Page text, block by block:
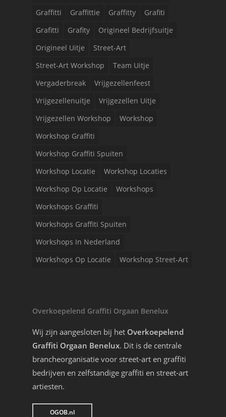
Graffitti
Graffittie Graffitty
Grafiti
Grafitti
Grafity
Origineel Bedrijfsuitje
Origineel Uitje
Street-Art
Street-Art Workshop
Team Uitje
Vergaderbreak
Vrijgezellenfeest
Vrijgezellenuitje
Vrijgezellen Uitje
Vrijgezellen Workshop
Workshop
Workshop Graffiti
Workshop Graffiti Spuiten
Workshop Locatie
Workshop Locaties
Workshop Op Locatie
Workshops
Workshops Graffiti
Workshops Graffiti Spuiten
Workshops In Nederland
Workshops Op Locatie
Workshop Street-Art
Overkoepelend Graffiti Orgaan Benelux
Wij zijn aangesloten bij het Overkoepelend
Graffiti Orgaan Benelux. Dit is de centrale
brancheorganisatie voor street-art en graffiti
bedrijven en zelfstandige graffiti en street-art
artiesten.
OGOB.nl